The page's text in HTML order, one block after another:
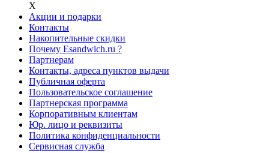
Х
Акции и подарки
Контакты
Накопительные скидки
Почему Esandwich.ru ?
Партнерам
Контакты, адреса пунктов выдачи
Публичная оферта
Пользовательское соглашение
Партнерская программа
Корпоративным клиентам
Юр. лицо и реквизиты
Политика конфиденциальности
Сервисная служба